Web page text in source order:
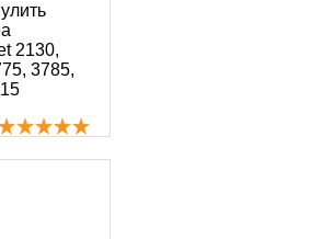
2130,
3785,